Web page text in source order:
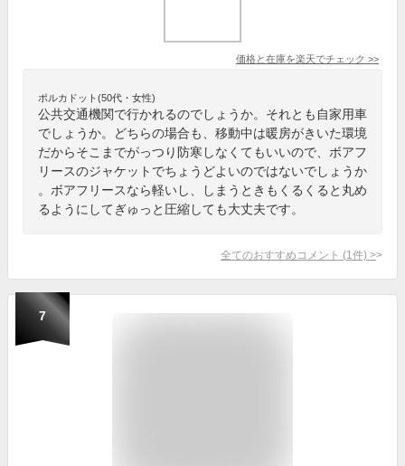
価格と在庫を楽天でチェック >>
ポルカドット(50代・女性)
公共交通機関で行かれるのでしょうか。それとも自家用車
でしょうか。どちらの場合も、移動中は暖房がきいた環境
だからそこまでがっつり防寒しなくてもいいので、ボアフ
リースのジャケットでちょうどよいのではないでしょうか
。ボアフリースなら軽いし、しまうときもくるくると丸め
るようにしてぎゅっと圧縮しても大丈夫です。
全てのおすすめコメント (1 件) >
7